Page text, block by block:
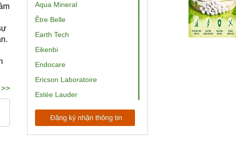
Aqua Mineral
Être Belle
Earth Tech
Eikenbi
Endocare
Ericson Laboratoire
Estée Lauder
EV Princess
ExoCoBio